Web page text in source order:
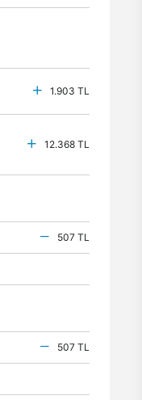
1.903 TL
12.368 TL
507 TL
507 TL